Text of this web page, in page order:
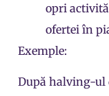
opri
ofertei în
Exemple:
După halving-